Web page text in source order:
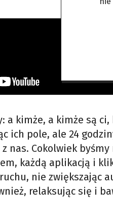
a kimże, a kimże są
ich pole, ale 24
z nas. Cokolwiek
każdą aplikacją i
nie zwiększając
relaksując się i